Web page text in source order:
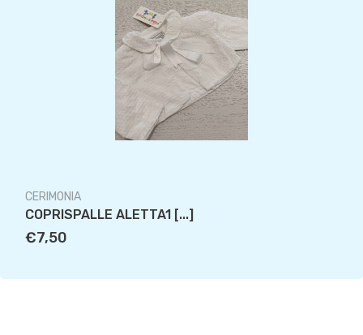
CERIMONIA
COPRISPALLE ALETTA1 [...]
€7,50